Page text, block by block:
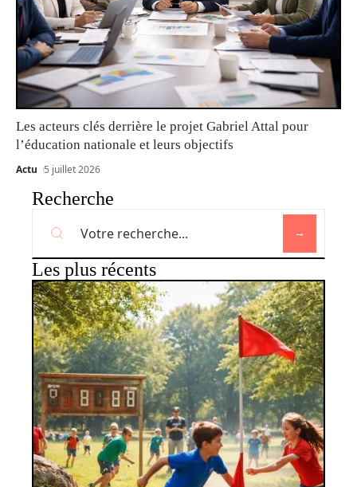
Les acteurs clés derrière le projet Gabriel Attal pour
l’éducation nationale et leurs objectifs
Actu 5 juillet 2026
Recherche
Les plus récents